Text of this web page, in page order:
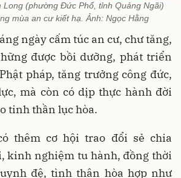
Long (phường Đức Phổ, tỉnh Quảng Ngãi)
mùa an cư kiết hạ. Ảnh: Ngọc Hằng
ngày cấm túc an cư, chư tăng,
được bồi dưỡng, phát triển
pháp, tăng trưởng công đức,
mà còn có dịp thực hành đời
tinh thần lục hòa.
thêm cơ hội trao đổi sẻ chia
kinh nghiệm tu hành, đồng thời
đệ, tình thân hòa hợp như